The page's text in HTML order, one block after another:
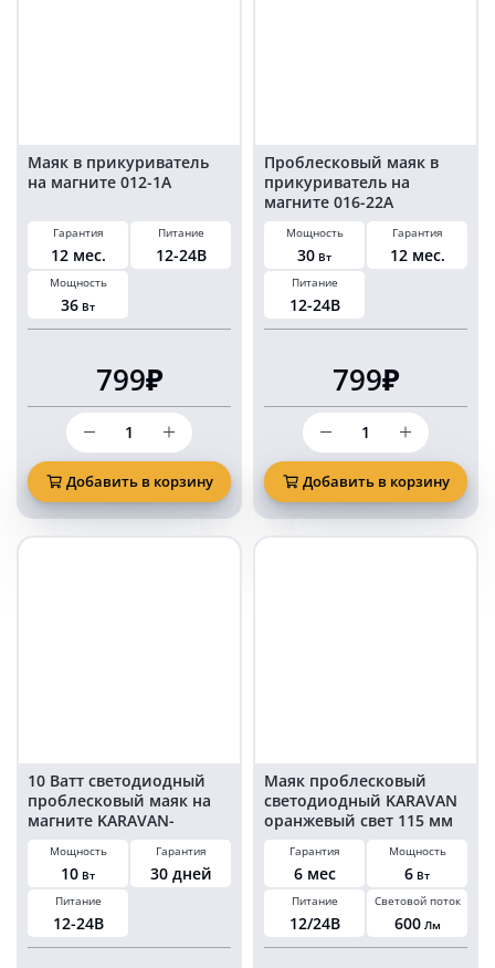
Маяк в прикуриватель
на магните 012-1A
Гарантия
12 мес.
Питание
12-24В
Мощность
36 Вт
799₽
Количество
товара
Маяк
в
прикуриватель
на
магните
Добавить в корзину
Проблесковый маяк в
прикуриватель на
магните 016-22A
Мощность
30 Вт
Гарантия
12 мес.
Питание
12-24В
799₽
Количество
товара
Проблесковый
маяк
в
прикуриватель
на
Добавить в корзину
10 Ватт светодиодный
проблесковый маяк на
магните KARAVAN-
PM1809
Мощность
10 Вт
Гарантия
30 дней
Питание
12-24В
Маяк проблесковый
светодиодный KARAVAN
оранжевый свет 115 мм
24 LED на магните в
прикуриватель
Гарантия
6 мес
Мощность
6 Вт
Питание
12/24В
Световой поток
600 Лм